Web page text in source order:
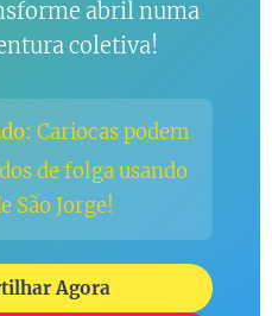
abril numa
coletiva!
Cariocas podem
de folga usando
São Jorge!
Agora